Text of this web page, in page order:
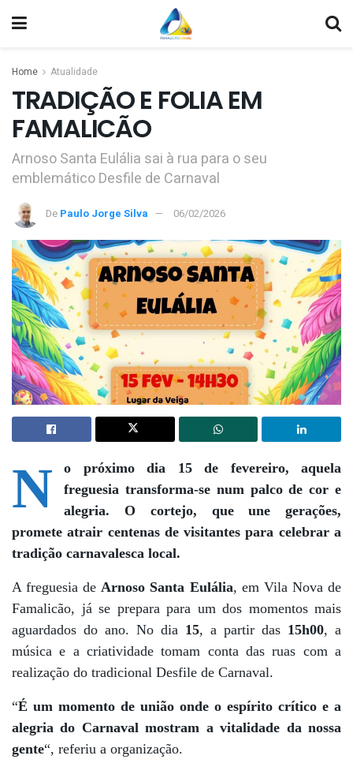
Home Atualidade
TRADIÇÃO E FOLIA EM
FAMALICÃO
Arnoso Santa Eulália sai à rua para o seu
emblemático Desfile de Carnaval
De Paulo Jorge Silva 06/02/2026
N
o próximo dia 15 de fevereiro, aquela
freguesia transforma-se num palco de cor e
alegria. O cortejo, que une gerações,
promete atrair centenas de visitantes para celebrar a
tradição carnavalesca local.
A freguesia de Arnoso Santa Eulália, em Vila Nova de
Famalicão, já se prepara para um dos momentos mais
aguardados do ano. No dia 15, a partir das 15h00, a
música e a criatividade tomam conta das ruas com a
realização do tradicional Desfile de Carnaval.
“É um momento de união onde o espírito crítico e a
alegria do Carnaval mostram a vitalidade da nossa
gente“, referiu a organização.